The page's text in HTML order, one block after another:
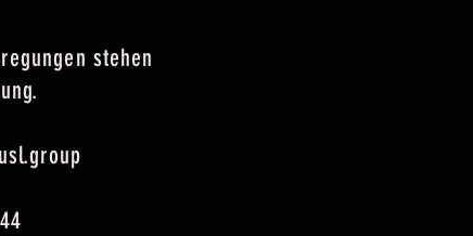
stehen